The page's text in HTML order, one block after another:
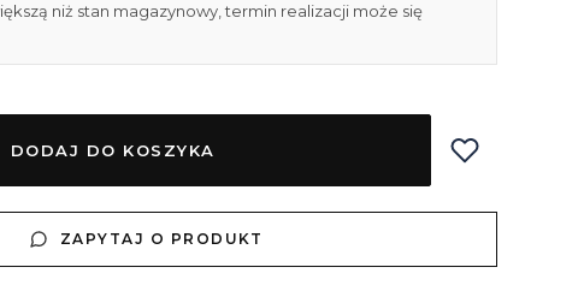
niż stan magazynowy, termin realizacji może się
DODAJ DO KOSZYKA
ZAPYTAJ O PRODUKT